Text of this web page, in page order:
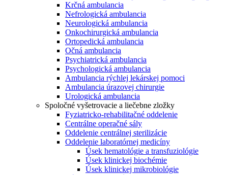
Krčná ambulancia
Nefrologická ambulancia
Neurologická ambulancia
Onkochirurgická ambulancia
Ortopedická ambulancia
Očná ambulancia
Psychiatrická ambulancia
Psychologická ambulancia
Ambulancia rýchlej lekárskej pomoci
Ambulancia úrazovej chirurgie
Urologická ambulancia
Spoločné vyšetrovacie a liečebne zložky
Fyziatricko-rehabilitačné oddelenie
Centrálne operačné sály
Oddelenie centrálnej sterilizácie
Oddelenie laboratórnej medicíny
Úsek hematológie a transfuziológie
Úsek klinickej biochémie
Úsek klinickej mikrobiológie